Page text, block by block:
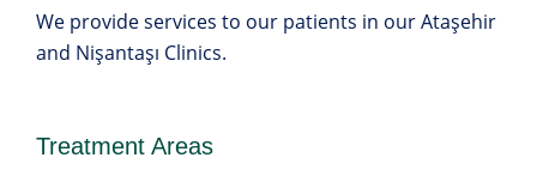
We provide services to our patients in our Ataşehir
and Nişantaşı Clinics.
Treatment Areas